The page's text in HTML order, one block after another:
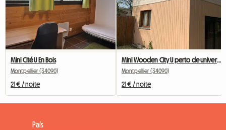
Mini Cité U En Bois
Montpellier (34090)
21 € / noite
Mini Wooden City U perto de universidades e centros de pesquisa
Montpellier (34090)
21 € / noite
País